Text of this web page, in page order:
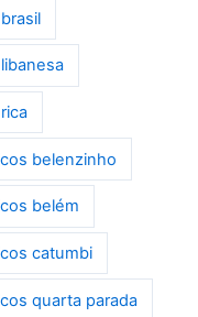
belenzinho
belém
catumbi
quarta parada